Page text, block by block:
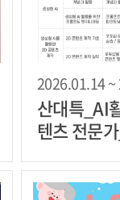
2026.01.14
산대특_AI
텐츠 전문